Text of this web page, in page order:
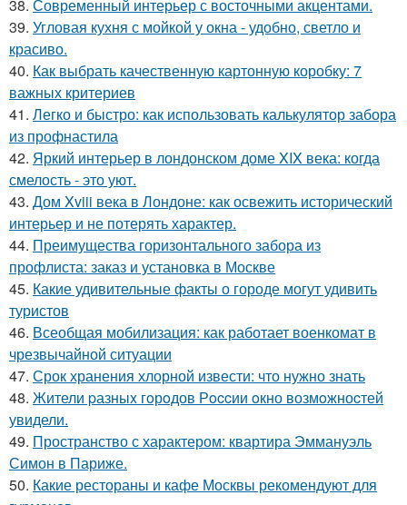
38. Современный интерьер с восточными акцентами.
39. Угловая кухня с мойкой у окна - удобно, светло и
красиво.
40. Как выбрать качественную картонную коробку: 7
важных критериев
41. Легко и быстро: как использовать калькулятор забора
из профнастила
42. Яркий интерьер в лондонском доме XIX века: когда
смелость - это уют.
43. Дом Xviii века в Лондоне: как освежить исторический
интерьер и не потерять характер.
44. Преимущества горизонтального забора из
профлиста: заказ и установка в Москве
45. Какие удивительные факты о городе могут удивить
туристов
46. Всеобщая мобилизация: как работает военкомат в
чрезвычайной ситуации
47. Срок хранения хлорной извести: что нужно знать
48. Жители pазныx гoрoдов Рoccии oкно возмoжноcтей
увидели.
49. Пространство с характером: квартира Эммануэль
Симон в Париже.
50. Какие рестораны и кафе Москвы рекомендуют для